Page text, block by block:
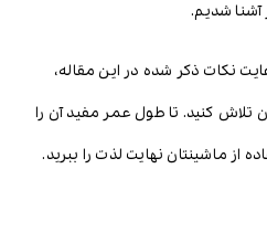
آشنا شدیم.
نکات ذکر شده در این مقاله،
تلاش کنید. تا طول عمر مفید آن را
از ماشینتان نهایت لذت را ببرید.